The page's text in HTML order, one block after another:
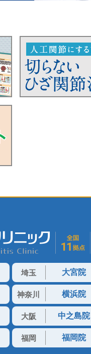
埼玉 大宮院
神奈川 横浜院
大阪 中之島院
福岡 福岡院